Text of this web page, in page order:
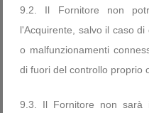
9.2. Il Fornitore non
l'Acquirente, salvo il caso
o malfunzionamenti
di fuori del controllo proprio
9.3. Il Fornitore non sarà